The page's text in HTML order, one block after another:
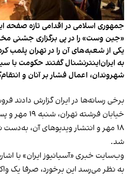
جمهوری اسلامی در اقدامی تازه صفحه
«جین وست» را در پی برگزاری جشنی
یکی از شعبه‌های آن را در تهران پلمب
به ایران‌اینترنشنال گفتند حکومت با
شهروندان، اعمال فشار بر آنان و
برخی رسانه‌ها در ایران گزارش دادند
خیابان فرشته
۱۸ مهر و انتشار ویدیوهای آن،
شد.
وب‌سایت خبری «آسیانیوز ایران» با
به نظر می‌رسد این برخورد، صرفا